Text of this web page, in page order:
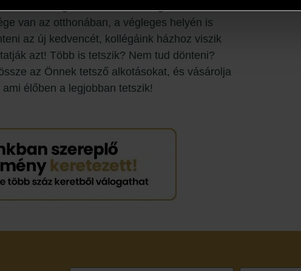
van az otthonában, a végleges helyén is
az új kedvencét, kollégáink házhoz viszik
azt! Több is tetszik? Nem tud dönteni?
az Önnek tetsző alkotásokat, és vásárolja
ami élőben a legjobban tetszik!